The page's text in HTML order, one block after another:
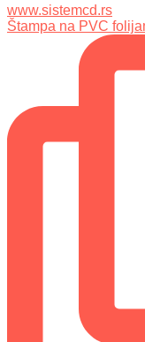
Štampa na PVC